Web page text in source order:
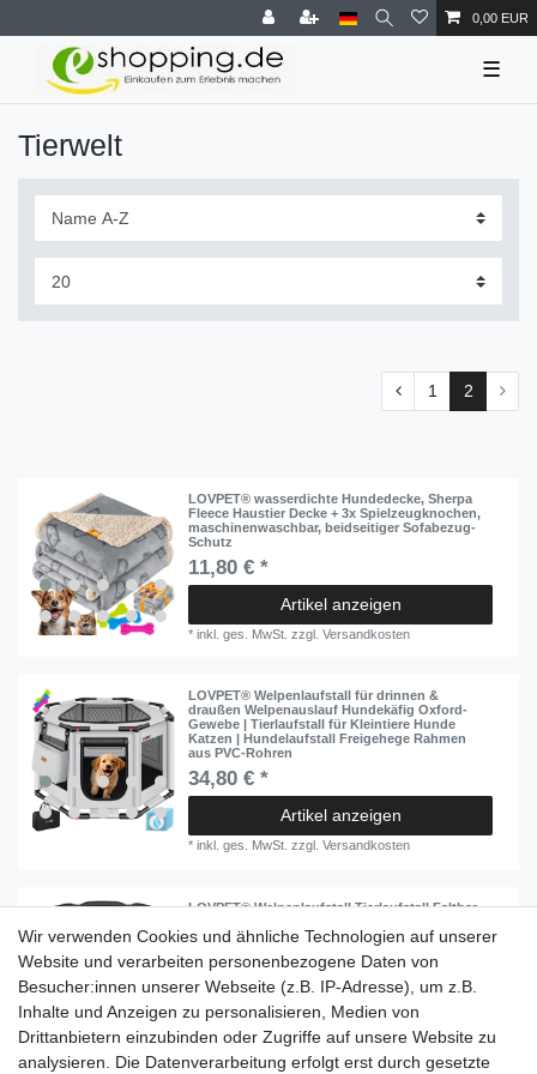
0,00 EUR
☰
Tierwelt
1 2
LOVPET® wasserdichte Hundedecke, Sherpa
Fleece Haustier Decke + 3x Spielzeugknochen,
maschinenwaschbar, beidseitiger Sofabezug-
Schutz
11,80 € *
Artikel anzeigen
*inkl. ges. MwSt. zzgl.Versandkosten
LOVPET® Welpenlaufstall für drinnen &
draußen Welpenauslauf Hundekäfig Oxford-
Gewebe | Tierlaufstall für Kleintiere Hunde
Katzen | Hundelaufstall Freigehege Rahmen
aus PVC-Rohren
34,80 € *
Artikel anzeigen
*inkl. ges. MwSt. zzgl.Versandkosten
LOVPET® Welpenlaufstall Tierlaufstall Faltbar
Hundelaufstall Freigehege Oxfordgewebe Pop-
ab 32,80 € *
Artikel anzeigen
*inkl. ges. MwSt.zzgl. Versandkosten
Wir verwenden Cookies und ähnliche Technologien auf unserer
Website und verarbeiten personenbezogene Daten von
Besucher:innen unserer Webseite (z.B. IP-Adresse), um z.B.
Inhalte und Anzeigen zu personalisieren, Medien von
Drittanbietern einzubinden oder Zugriffe auf unsere Website zu
analysieren. Die Datenverarbeitung erfolgt erst durch gesetzte